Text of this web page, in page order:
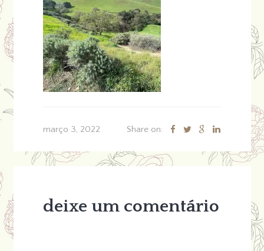
março 3, 2022 Share on:
deixe um comentário